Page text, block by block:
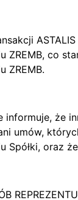
ZREMB, co
ZREMB.
informuje, że
umów,
Spółki, oraz